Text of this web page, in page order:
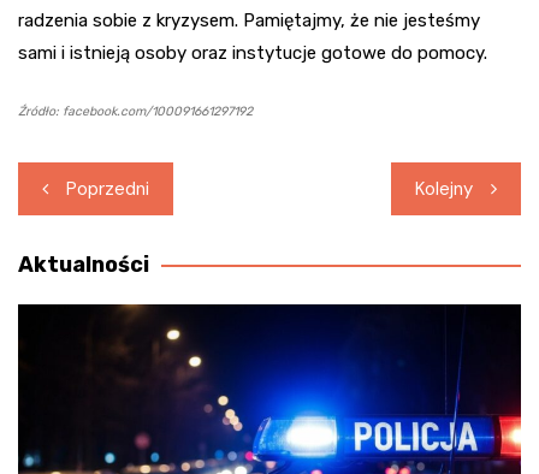
radzenia sobie z kryzysem. Pamiętajmy, że nie jesteśmy
sami i istnieją osoby oraz instytucje gotowe do pomocy.
Źródło: facebook.com/100091661297192
Nawigacja
wpisu
Poprzedni Kolejny
Aktualności